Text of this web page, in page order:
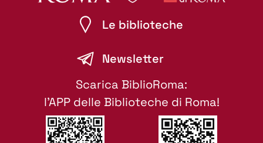
Le biblioteche
Newsletter
Scarica BiblioRoma:
l'APP delle Biblioteche di Roma!